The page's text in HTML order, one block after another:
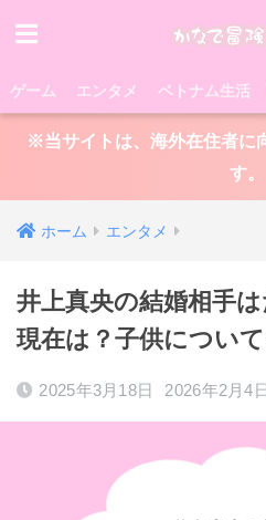
ゲーム エンタメ ベトナム生活
※当サイトは、海外在住者に
す。
ホーム エンタメ
井上真央の結婚相手
現在は？子供につい
2025年3月18日 2026年2月4日